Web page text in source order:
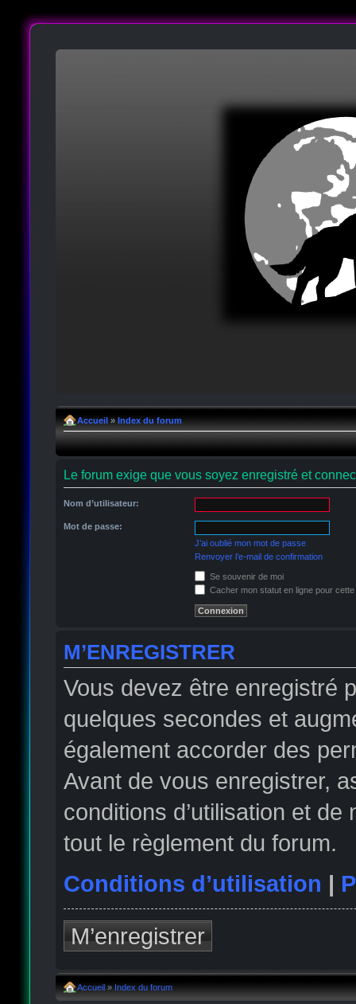
Accueil » Index du forum
Le forum exige que vous soyez enregistré et
Nom d’utilisateur:
Mot de passe:
J’ai oublié mon mot de passe
Renvoyer l’e-mail de confirmation
Se souvenir de moi
Cacher mon statut en ligne pour
M’ENREGISTRER
Vous devez être enregistré
quelques secondes et
également accorder des
Avant de vous enregistrer,
conditions d’utilisation et
tout le règlement du forum.
Conditions d’utilisation |
M’enregistrer
Accueil » Index du forum